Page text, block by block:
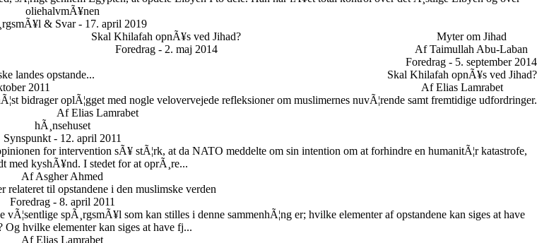
oliehalvmÃ¥nen
& Svar - 17. april 2019
Myter om Jihad
Af Taimullah Abu-Laban
Foredrag - 5. september 2014
Skal Khilafah opnÃ¥s ved Jihad?
Foredrag - 2. maj 2014
Skal Khilafah opnÃ¥s ved Jihad?
Af Elias Lamrabet
landes opstande...
2011
bidrager oplÃ¦gget med nogle velovervejede refleksioner om muslimernes nuvÃ¦rende samt fremtidige udfordringer.
Af Elias Lamrabet
hÃ¸nsehuset
Synspunkt - 12. april 2011
for intervention sÃ¥ stÃ¦rk, at da NATO meddelte om sin intention om at forhindre en humanitÃ¦r katastrofe,
med kyshÃ¥nd. I stedet for at oprÃ¸re...
Af Asgher Ahmed
relateret til opstandene i den muslimske verden
Foredrag - 8. april 2011
spÃ¸rgsmÃ¥l som kan stilles i denne sammenhÃ¦ng er; hvilke elementer af opstandene kan siges at have
Og hvilke elementer kan siges at have fj...
Af Elias Lamrabet